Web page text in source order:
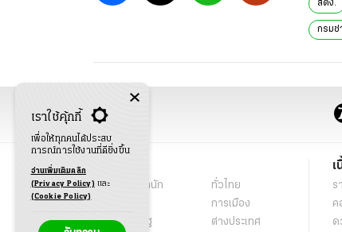
สตง.
กรมช่
พระราชสำนัก
ทั่วไทย
การเมือง
นโยบายรัฐ
ต่างประเทศ
เ
ร
ค
ด
เราใช้คุ้กกี้
เพื่อให้ทุกคนได้ประสบ
การณ์การใช้งานที่ดียิ่งขึ้น
อ่านเพิ่มเติมคลิก
(Privacy Policy) และ
(Cookie Policy)